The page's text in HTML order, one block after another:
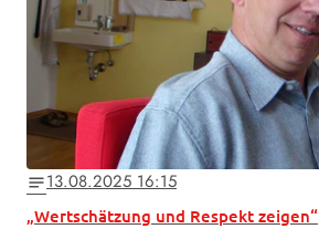
notes13.08.2025 16:15
„Wertschätzung und Respekt zeigen“